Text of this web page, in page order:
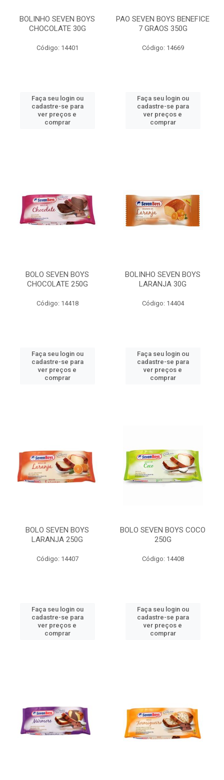
BOLINHO SEVEN BOYS
CHOCOLATE 30G
Código: 14401
Faça seu login ou
cadastre-se para
ver preços e
comprar
PAO SEVEN BOYS BENEFICE
7 GRAOS 350G
Código: 14669
Faça seu login ou
cadastre-se para
ver preços e
comprar
BOLO SEVEN BOYS
CHOCOLATE 250G
Código: 14418
Faça seu login ou
cadastre-se para
ver preços e
comprar
BOLINHO SEVEN BOYS
LARANJA 30G
Código: 14404
Faça seu login ou
cadastre-se para
ver preços e
comprar
BOLO SEVEN BOYS
LARANJA 250G
Código: 14407
Faça seu login ou
cadastre-se para
ver preços e
comprar
BOLO SEVEN BOYS COCO
250G
Código: 14408
Faça seu login ou
cadastre-se para
ver preços e
comprar